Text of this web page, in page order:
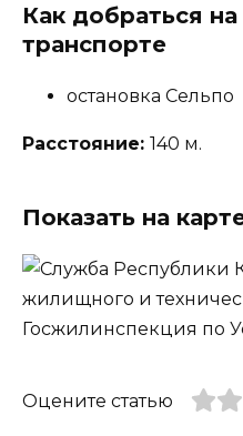
Как добраться
транспорте
остановка Сельпо
Расстояние: 140 м.
Показать на
Оцените статью